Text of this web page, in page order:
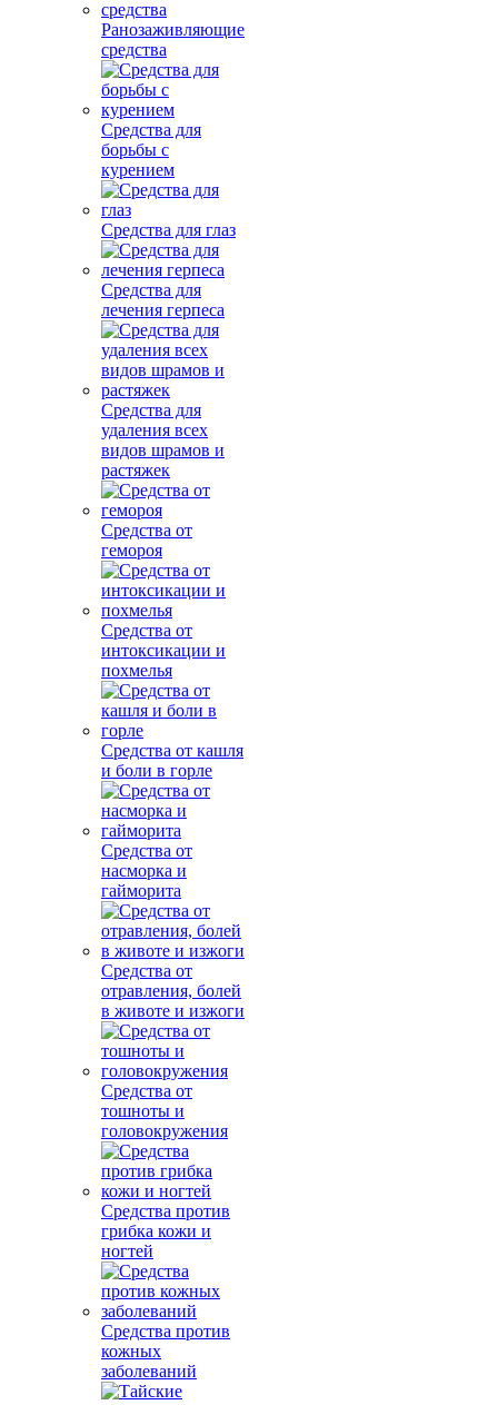
Ранозаживляющие
средства
Средства для
борьбы с
курением
Средства для глаз
Средства для
лечения герпеса
Средства для
удаления всех
видов шрамов и
растяжек
Средства от
гемороя
Средства от
интоксикации и
похмелья
Средства от кашля
и боли в горле
Средства от
насморка и
гайморита
Средства от
отравления, болей
в животе и изжоги
Средства от
тошноты и
головокружения
Средства против
грибка кожи и
ногтей
Средства против
кожных
заболеваний